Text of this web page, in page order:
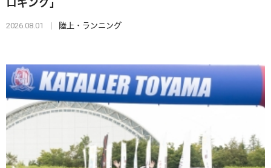
ロギング」
2026.08.01 陸上・ランニング